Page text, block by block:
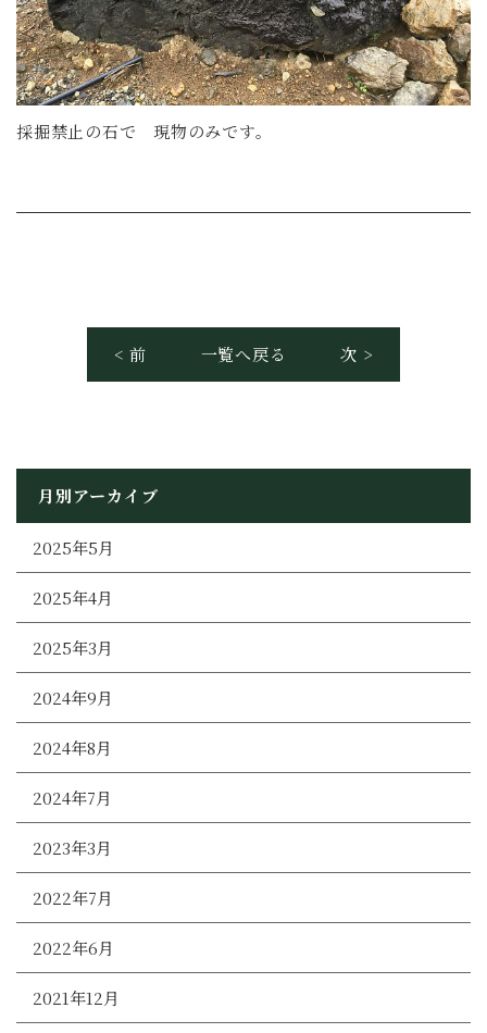
採掘禁止の石で 現物のみです。
< 前 一覧へ戻る 次 >
月別アーカイブ
2025年5月
2025年4月
2025年3月
2024年9月
2024年8月
2024年7月
2023年3月
2022年7月
2022年6月
2021年12月